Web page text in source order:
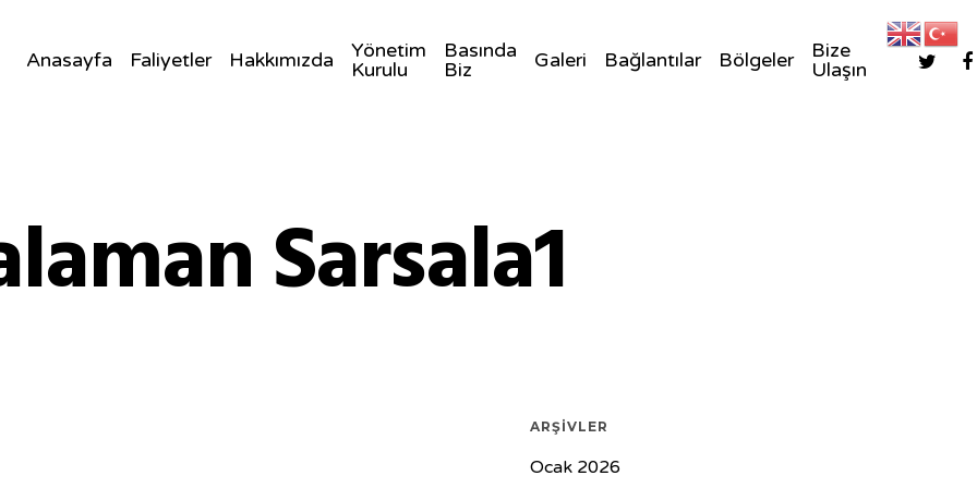
Anasayfa Faliyetler Hakkımızda
Yönetim
Kurulu
Basında
Biz
Galeri Bağlantılar Bölgeler
Bize
Ulaşın
Sarsala1
ARŞIVLER
Ocak 2026